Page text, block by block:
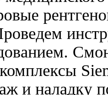
и наладку